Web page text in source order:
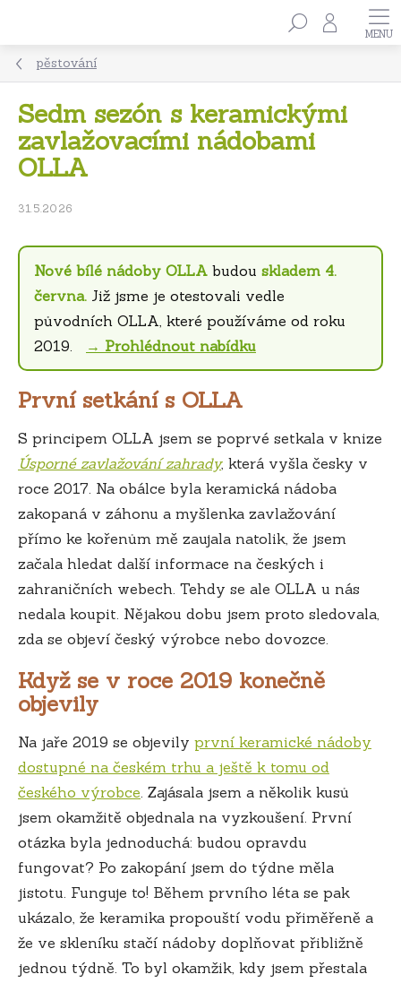
Hledat
pěstování
Sedm sezón s keramickými
zavlažovacími nádobami
OLLA
31.5.2026
Nové bílé nádoby OLLA budou skladem 4.
června. Již jsme je otestovali vedle
původních OLLA, které používáme od roku
2019.
→ Prohlédnout nabídku
První setkání s OLLA
S principem OLLA jsem se poprvé setkala v knize
Úsporné zavlažování zahrady, která vyšla česky v
roce 2017. Na obálce byla keramická nádoba
zakopaná v záhonu a myšlenka zavlažování
přímo ke kořenům mě zaujala natolik, že jsem
začala hledat další informace na českých i
zahraničních webech. Tehdy se ale OLLA u nás
nedala koupit. Nějakou dobu jsem proto sledovala,
zda se objeví český výrobce nebo dovozce.
Když se v roce 2019 konečně
objevily
Na jaře 2019 se objevily první keramické nádoby
dostupné na českém trhu a ještě k tomu od
českého výrobce. Zajásala jsem a několik kusů
jsem okamžitě objednala na vyzkoušení. První
otázka byla jednoduchá: budou opravdu
fungovat? Po zakopání jsem do týdne měla
jistotu. Funguje to! Během prvního léta se pak
ukázalo, že keramika propouští vodu přiměřeně a
že ve skleníku stačí nádoby doplňovat přibližně
jednou týdně. To byl okamžik, kdy jsem přestala